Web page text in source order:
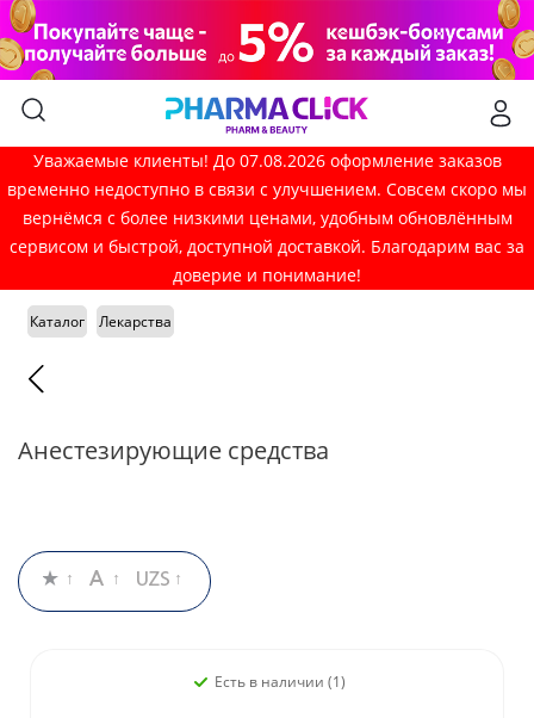
Уважаемые клиенты! До 07.08.2026 оформление заказов
временно недоступно в связи с улучшением. Совсем скоро мы
вернёмся с более низкими ценами, удобным обновлённым
сервисом и быстрой, доступной доставкой. Благодарим вас за
доверие и понимание!
Каталог Лекарства
Анестезирующие средства
Есть в наличии (1)